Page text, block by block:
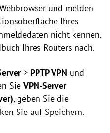
und melden
Ihres
nicht kennen,
Ihres Routers nach.
> PPTP VPN und
Sie VPN-Server
, geben Sie die
Sie auf Speichern.